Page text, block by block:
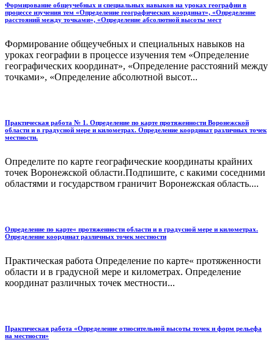
Формирование общеучебных и специальных навыков на уроках географии в
процессе изучения тем «Определение географических координат», «Определение
расстояний между точками», «Определение абсолютной высоты мест
Формирование общеучебных и специальных навыков на
уроках географии в процессе изучения тем «Определение
географических координат», «Определение расстояний между
точками», «Определение абсолютной высот...
Практическая работа № 1. Определение по карте протяженности Воронежской
области и в градусной мере и километрах. Определение координат различных точек
местности.
Определите по карте географические координаты крайних
точек Воронежской области.Подпишите, с какими соседними
областями и государством граничит Воронежская область....
Определение по карте« протяженности области и в градусной мере и километрах.
Определение координат различных точек местности
Практическая работа Определение по карте« протяженности
области и в градусной мере и километрах. Опре­деление
координат различных точек местности...
Практическая работа «Определение относительной высоты точек и форм рельефа
на местности»